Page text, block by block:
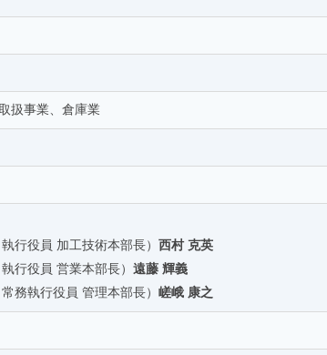
扱事業、倉庫業
行役員 加工技術本部長） 西村 克英
行役員 営業本部長） 遠藤 輝義
務執行役員 管理本部長） 嵯峨 康之